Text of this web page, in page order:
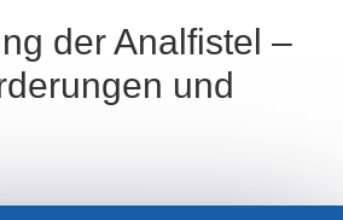
der Analfistel –
und